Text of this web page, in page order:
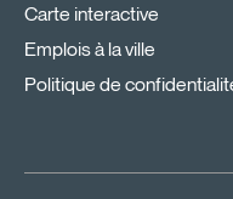
Carte interactive
Emplois à la ville
Politique de